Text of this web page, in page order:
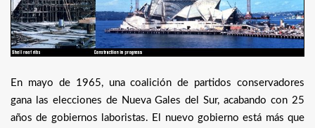
En mayo de 1965, una coalición de partidos conservadores
gana las elecciones de Nueva Gales del Sur, acabando con 25
años de gobiernos laboristas. El nuevo gobierno está más que